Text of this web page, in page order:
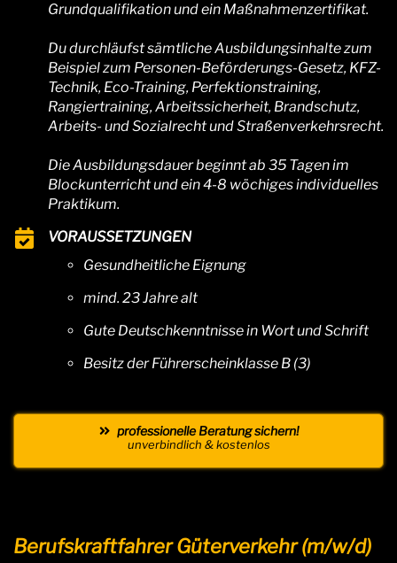
Grundqualifikation und ein Maßnahmenzertifikat.
Du durchläufst sämtliche Ausbildungsinhalte zum
Beispiel zum Personen-Beförderungs-Gesetz, KFZ-
Technik, Eco-Training, Perfektionstraining,
Rangiertraining, Arbeitssicherheit, Brandschutz,
Arbeits- und Sozialrecht und Straßenverkehrsrecht.
Die Ausbildungsdauer beginnt ab 35 Tagen im
Blockunterricht und ein 4-8 wöchiges individuelles
Praktikum.
VORAUSSETZUNGEN
Gesundheitliche Eignung
mind. 23 Jahre alt
Gute Deutschkenntnisse in Wort und Schrift
Besitz der Führerscheinklasse B (3)
professionelle Beratung sichern!
unverbindlich & kostenlos
Berufskraftfahrer Güterverkehr (m/w/d)